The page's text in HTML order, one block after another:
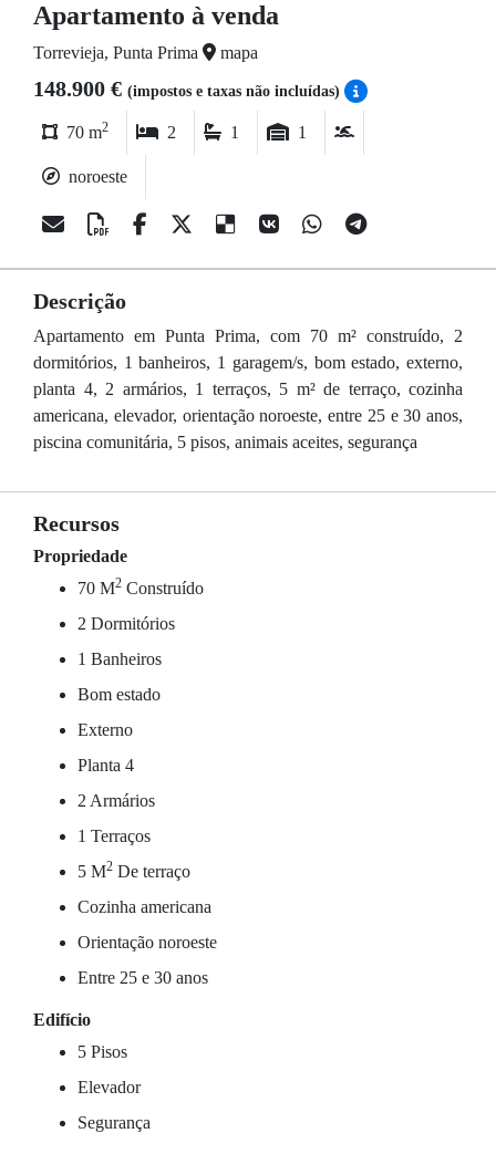
Apartamento à venda
Torrevieja, Punta Prima mapa
148.900 € (impostos e taxas não incluídas)
70 m2 2 1 1
noroeste
Descrição
Apartamento em Punta Prima, com 70 m² construído, 2
dormitórios, 1 banheiros, 1 garagem/s, bom estado, externo,
planta 4, 2 armários, 1 terraços, 5 m² de terraço, cozinha
americana, elevador, orientação noroeste, entre 25 e 30 anos,
piscina comunitária, 5 pisos, animais aceites, segurança
Recursos
Propriedade
70 M2 Construído
2 Dormitórios
1 Banheiros
Bom estado
Externo
Planta 4
2 Armários
1 Terraços
5 M2 De terraço
Cozinha americana
Orientação noroeste
Entre 25 e 30 anos
Edifício
5 Pisos
Elevador
Segurança